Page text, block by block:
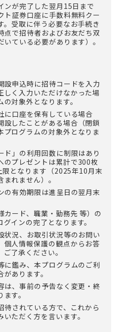
ンが完了した翌月15日まで
ト証券口座に手数料無料クー
。受取に伴う必要なお手続き
点で招待者およびお友だち双
ている必要があります）。
設申込時に招待コードを入力
しく入力いただけなかった場
対象外となります。
に口座を保有している場合
設したことがある場合（閉鎖
プログラムの対象外となりま
ド」の利用回数に制限はあり
のプレゼントは累計で300枚
限となります（2025年10月末
れません）。
の有効期限は進呈日の翌月末
カード、職業・勤務先 等）の
インの完了となります。
状況、お取引状況等のお問い
個人情報保護の観点からお答
了承ください。
に鑑み、本プログラムのご利
あります。
は、事前の予告なく変更・終
す。
待されている方で、これから
ただく方を言います。